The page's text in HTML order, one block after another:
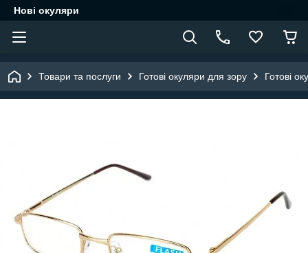
Нові окуляри
Товари та послуги Готові окуляри для зору Готові